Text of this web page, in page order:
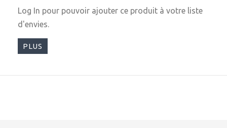
Log In pour pouvoir ajouter ce produit à votre liste
d'envies.
PLUS